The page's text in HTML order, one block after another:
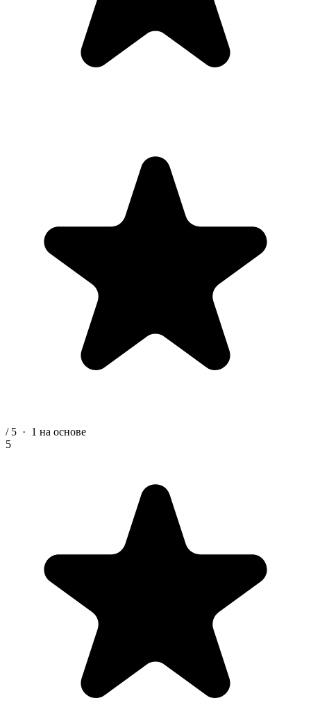
/ 5 · 1 на основе
5